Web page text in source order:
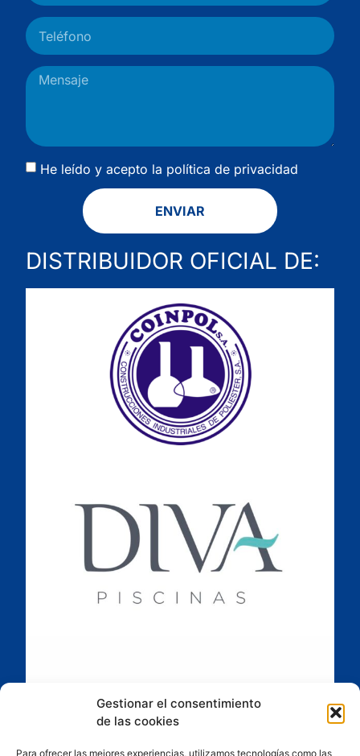
Gestionar el consentimiento
de las cookies
Para ofrecer las mejores experiencias, utilizamos tecnologías como las
He leído y acepto la política de privacidad
ENVIAR
DISTRIBUIDOR OFICIAL DE: